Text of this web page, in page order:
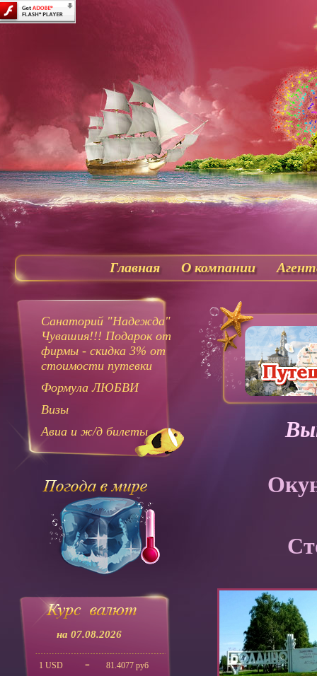
Главная О компании
Санаторий "Надежда"
Чувашия!!! Подарок от
фирмы - скидка 3% от
стоимости путевки
Формула ЛЮБВИ
Визы
Авиа и ж/д билеты
на 07.08.2026
1 USD = 81.4077 руб